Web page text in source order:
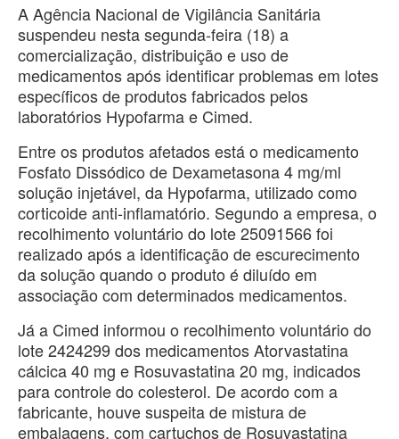
A Agência Nacional de Vigilância Sanitária
suspendeu nesta segunda-feira (18) a
comercialização, distribuição e uso de
medicamentos após identificar problemas em lotes
específicos de produtos fabricados pelos
laboratórios Hypofarma e Cimed.
Entre os produtos afetados está o medicamento
Fosfato Dissódico de Dexametasona 4 mg/ml
solução injetável, da Hypofarma, utilizado como
corticoide anti-inflamatório. Segundo a empresa, o
recolhimento voluntário do lote 25091566 foi
realizado após a identificação de escurecimento
da solução quando o produto é diluído em
associação com determinados medicamentos.
Já a Cimed informou o recolhimento voluntário do
lote 2424299 dos medicamentos Atorvastatina
cálcica 40 mg e Rosuvastatina 20 mg, indicados
para controle do colesterol. De acordo com a
fabricante, houve suspeita de mistura de
embalagens, com cartuchos de Rosuvastatina